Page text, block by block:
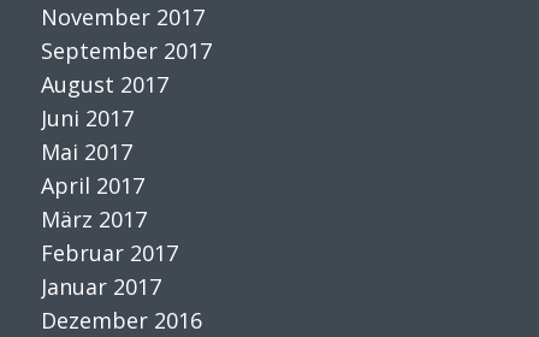
November 2017
September 2017
August 2017
Juni 2017
Mai 2017
April 2017
März 2017
Februar 2017
Januar 2017
Dezember 2016